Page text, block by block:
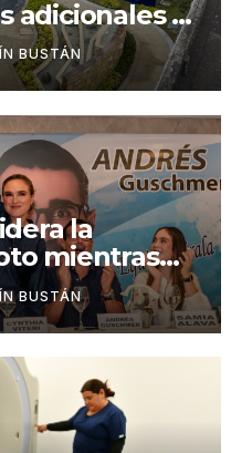
adicionales a
fortalecer la
BUSTÁN
la
mientras
muestra
BUSTÁN